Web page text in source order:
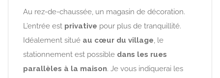
Au rez-de-chaussée, un magasin de décoration.
L’entrée est privative pour plus de tranquillité.
Idéalement situé au cœur du village, le
stationnement est possible dans les rues
parallèles à la maison. Je vous indiquerai les